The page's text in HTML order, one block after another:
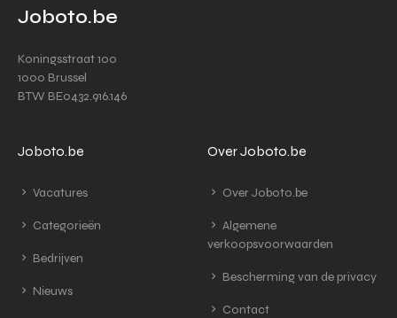
Joboto.be
Koningsstraat 100
1000 Brussel
BTW BE0432.916.146
Joboto.be
Vacatures
Categorieën
Bedrijven
Nieuws
Over Joboto.be
Over Joboto.be
Algemene
verkoopsvoorwaarden
Bescherming van de privacy
Contact